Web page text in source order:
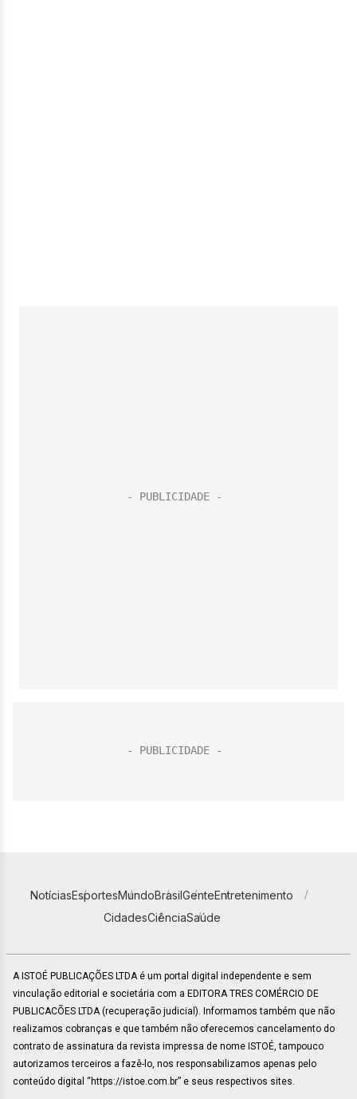
NotíciasEsportesMundoBrasilGenteEntretenimento
CidadesCiênciaSaúde
A ISTOÉ PUBLICAÇÕES LTDA é um portal digital independente e sem
vinculação editorial e societária com a EDITORA TRES COMÉRCIO DE
PUBLICACÕES LTDA (recuperação judicial). Informamos também que não
realizamos cobranças e que também não oferecemos cancelamento do
contrato de assinatura da revista impressa de nome ISTOÉ, tampouco
autorizamos terceiros a fazê-lo, nos responsabilizamos apenas pelo
conteúdo digital “https://istoe.com.br” e seus respectivos sites.